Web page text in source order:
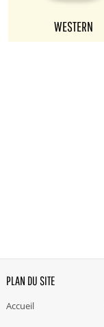
WESTERN
PLAN DU SITE
Accueil